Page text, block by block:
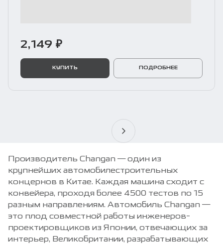
2,149 ₽
КУПИТЬ ПОДРОБНЕЕ
Производитель Changan — один из
крупнейших автомобилестроительных
концернов в Китае. Каждая машина сходит с
конвейера, проходя более 4500 тестов по 15
разным направлениям. Автомобиль Changan —
это плод совместной работы инженеров-
проектировщиков из Японии, отвечающих за
интерьер, Великобритании, разрабатывающих